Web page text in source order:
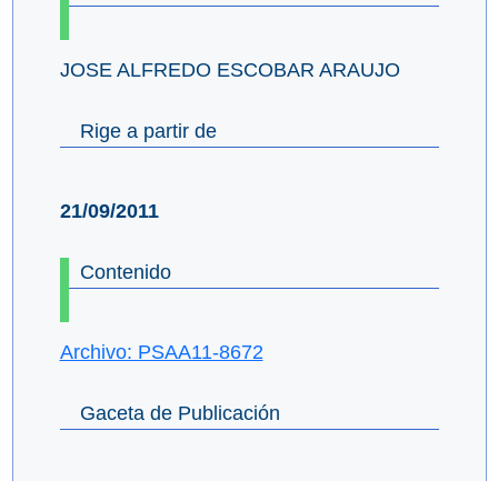
JOSE ALFREDO ESCOBAR ARAUJO
Rige a partir de
21/09/2011
Contenido
Archivo: PSAA11-8672
Gaceta de Publicación